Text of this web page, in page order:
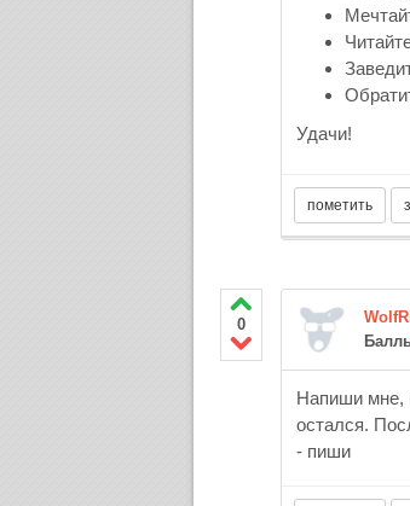
Удачи!
0
Напиши мне,
остался.
- пиши